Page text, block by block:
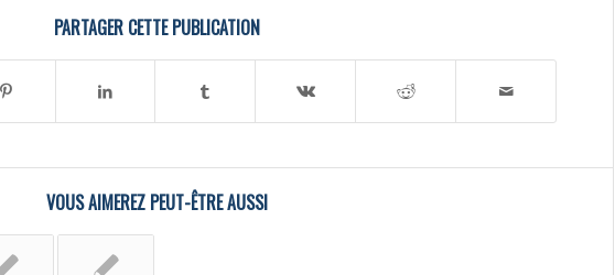
PARTAGER CETTE PUBLICATION
VOUS AIMEREZ PEUT-ÊTRE AUSSI